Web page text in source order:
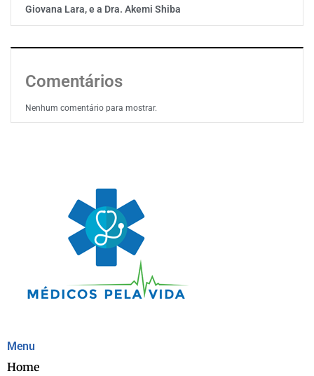
Giovana Lara, e a Dra. Akemi Shiba
Comentários
Nenhum comentário para mostrar.
Menu
Home